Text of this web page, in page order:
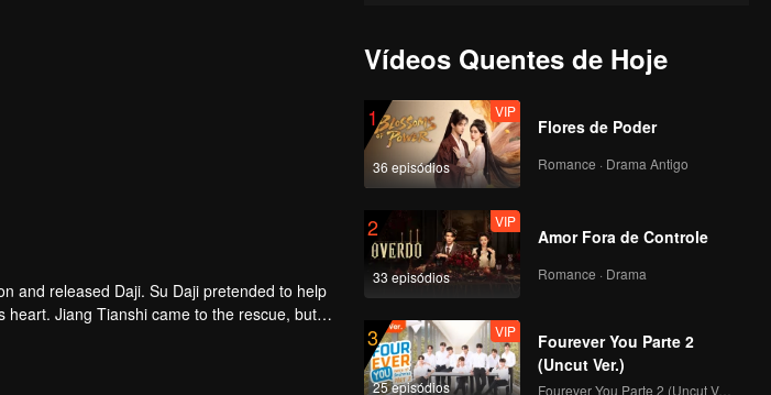
and released Daji. Su Daji pretended to help
heart. Jiang Tianshi came to the rescue, but
Vídeos Quentes de Hoje
1
36 episódios
VIP
Flores de Poder
Romance · Drama Antigo
2
33 episódios
VIP
Amor Fora de Controle
Romance · Drama
3
25 episódios
VIP
Fourever You Parte 2
(Uncut Ver.)
Fourever You Parte 2 (Uncut Ver.)